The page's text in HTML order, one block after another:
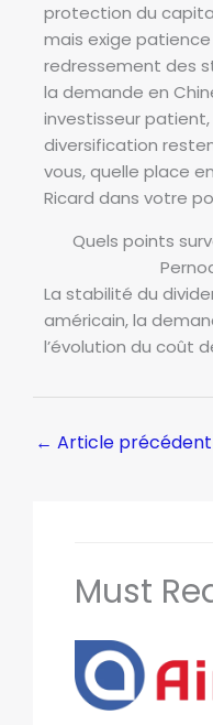
protection du
mais exige
redressement des
la demande en
investisseur
diversification
vous, quelle place
Ricard dans votre
Quels points
La stabilité du
américain, la
l’évolution du coût
← Article précédent
Must